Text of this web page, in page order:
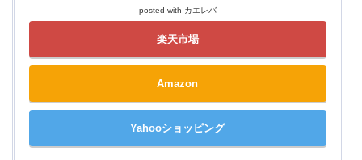
posted with カエレバ
楽天市場
Amazon
Yahooショッピング